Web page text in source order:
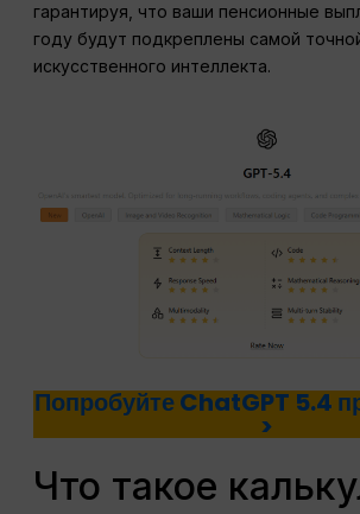
гарантируя, что ваши пенсионные
году будут подкреплены самой
искусственного интеллекта.
Попробуйте ChatGPT 5.4
>
Что такое